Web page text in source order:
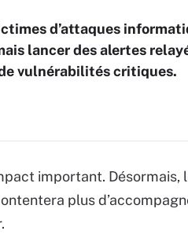
d’attaques
lancer des alertes
de vulnérabilités critiques.
important. Désormais,
plus